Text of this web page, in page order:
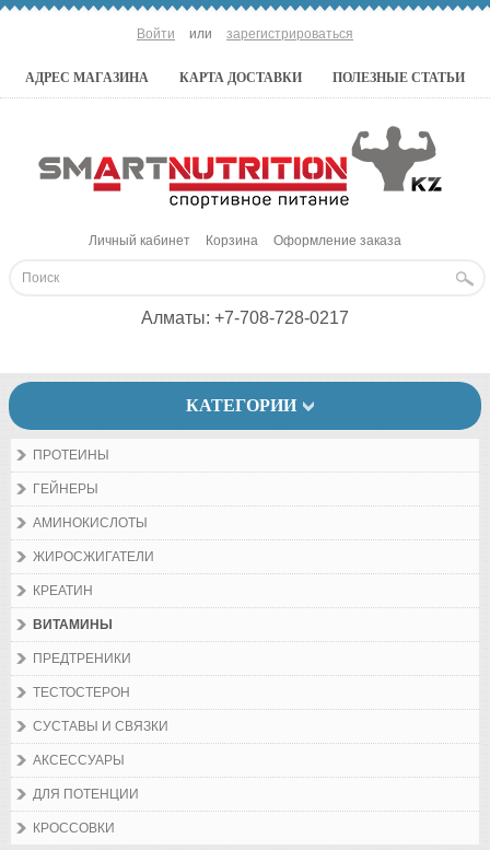
Войти или зарегистрироваться
АДРЕС МАГАЗИНА КАРТА ДОСТАВКИ ПОЛЕЗНЫЕ СТАТЬИ
Личный кабинет Корзина Оформление заказа
Алматы: +7-708-728-0217
КАТЕГОРИИ
ПРОТЕИНЫ
ГЕЙНЕРЫ
АМИНОКИСЛОТЫ
ЖИРОСЖИГАТЕЛИ
КРЕАТИН
ВИТАМИНЫ
ПРЕДТРЕНИКИ
ТЕСТОСТЕРОН
СУСТАВЫ И СВЯЗКИ
АКСЕССУАРЫ
ДЛЯ ПОТЕНЦИИ
КРОССОВКИ